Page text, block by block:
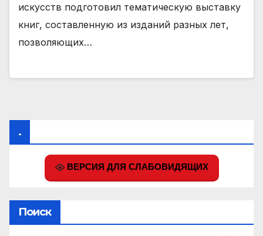
искусств подготовил тематическую выставку
книг, составленную из изданий разных лет,
позволяющих…
.
ВЕРСИЯ ДЛЯ СЛАБОВИДЯЩИХ
Поиск